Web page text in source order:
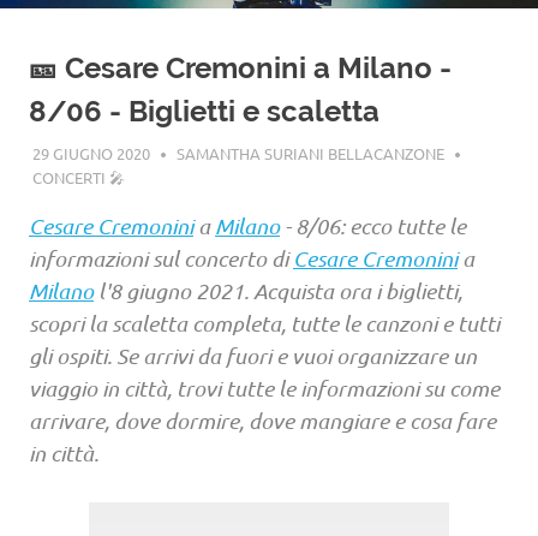
🎫 Cesare Cremonini a Milano -
8/06 - Biglietti e scaletta
29 GIUGNO 2020
SAMANTHA SURIANI BELLACANZONE
CONCERTI 🎤
Cesare CremoniniaMilano- 8/06: ecco tutte le
informazioni sul concerto diCesare Cremoninia
Milanol'8 giugno 2021. Acquista ora i biglietti,
scopri la scaletta completa, tutte le canzoni e tutti
gli ospiti. Se arrivi da fuori e vuoi organizzare un
viaggio in città, trovi tutte le informazioni su come
arrivare, dove dormire, dove mangiare e cosa fare
in città.